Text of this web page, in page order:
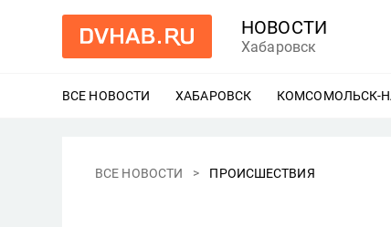
НОВОСТИ
Хабаровск
ВСЕ НОВОСТИ ХАБАРОВСК ЕЩЕ
КОМСОМОЛЬСК-
ВСЕ НОВОСТИ ПРОИСШЕСТВИЯ